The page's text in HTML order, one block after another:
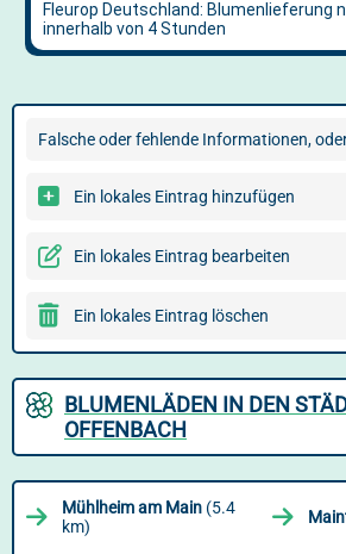
Falsche oder fehlende Informationen,
Ein lokales Eintrag hinzufügen
Ein lokales Eintrag bearbeiten
Ein lokales Eintrag löschen
BLUMENLÄDEN IN DEN
OFFENBACH
Mühlheim am Main (5.4
km)